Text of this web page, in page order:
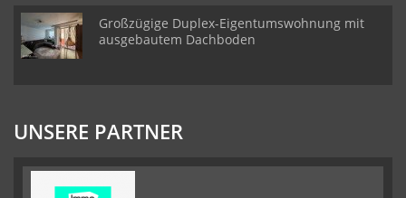
Großzügige Duplex-Eigentumswohnung mit
ausgebautem Dachboden
UNSERE PARTNER